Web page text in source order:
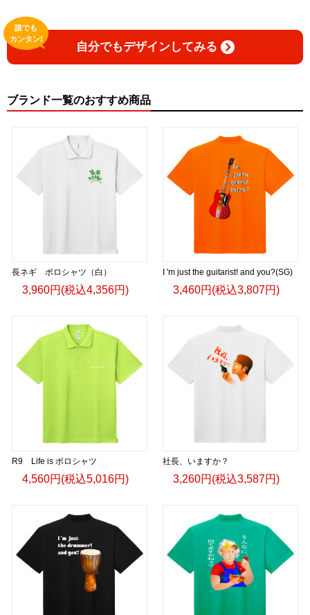
自分でもデザインしてみる
誰でも
カンタン!
ブランド一覧のおすすめ商品
長ネギ ポロシャツ（白）
3,960円(税込4,356円)
I 'm just the guitarist! and you?(SG)
3,460円(税込3,807円)
R9 Life is ポロシャツ
4,560円(税込5,016円)
社長、いますか？
3,260円(税込3,587円)